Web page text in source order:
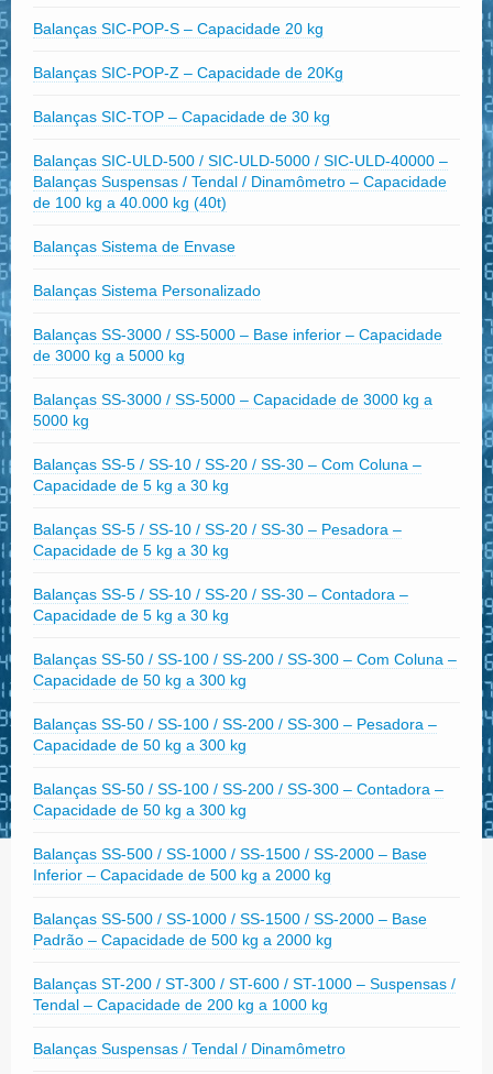
Balanças SIC-POP-S – Capacidade 20 kg
Balanças SIC-POP-Z – Capacidade de 20Kg
Balanças SIC-TOP – Capacidade de 30 kg
Balanças SIC-ULD-500 / SIC-ULD-5000 / SIC-ULD-40000 –
Balanças Suspensas / Tendal / Dinamômetro – Capacidade
de 100 kg a 40.000 kg (40t)
Balanças Sistema de Envase
Balanças Sistema Personalizado
Balanças SS-3000 / SS-5000 – Base inferior – Capacidade
de 3000 kg a 5000 kg
Balanças SS-3000 / SS-5000 – Capacidade de 3000 kg a
5000 kg
Balanças SS-5 / SS-10 / SS-20 / SS-30 – Com Coluna –
Capacidade de 5 kg a 30 kg
Balanças SS-5 / SS-10 / SS-20 / SS-30 – Pesadora –
Capacidade de 5 kg a 30 kg
Balanças SS-5 / SS-10 / SS-20 / SS-30 – Contadora –
Capacidade de 5 kg a 30 kg
Balanças SS-50 / SS-100 / SS-200 / SS-300 – Com Coluna –
Capacidade de 50 kg a 300 kg
Balanças SS-50 / SS-100 / SS-200 / SS-300 – Pesadora –
Capacidade de 50 kg a 300 kg
Balanças SS-50 / SS-100 / SS-200 / SS-300 – Contadora –
Capacidade de 50 kg a 300 kg
Balanças SS-500 / SS-1000 / SS-1500 / SS-2000 – Base
Inferior – Capacidade de 500 kg a 2000 kg
Balanças SS-500 / SS-1000 / SS-1500 / SS-2000 – Base
Padrão – Capacidade de 500 kg a 2000 kg
Balanças ST-200 / ST-300 / ST-600 / ST-1000 – Suspensas /
Tendal – Capacidade de 200 kg a 1000 kg
Balanças Suspensas / Tendal / Dinamômetro